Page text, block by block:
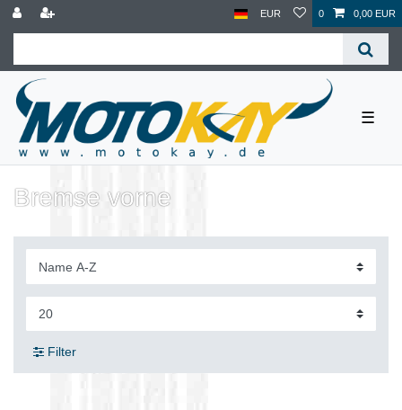
EUR 0 0,00 EUR
☰
Bremse vorne
Filter